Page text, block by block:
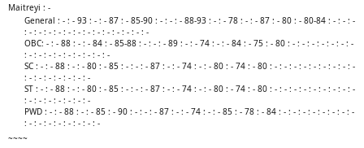
Maitreyi : -
General : - : - 93 : - : - 87 : - 85-90 : - : - : - 88-93 : - : - 78 : - : - 87 : - 80 : - 80-84 : - : - : -
: - : - : - : - : - : - : - : - : - : - : - : - : -
OBC: - : - 88 : - : - 84 : - 85-88 : - : - : - 89 : - : - 74 : - : - 84 : - 75 : - 80 : - : - : - : - : - : - : -
: - : - : - : - : - : - : - : - : -
SC : - : - 88 : - : - 80 : - 85 : - : - : - 87 : - : - 74 : - : - 80 : - 74 : - 80 : - : - : - : - : - : - : - : - : -
: - : - : - : - : - : - : -
ST : - : - 88 : - : - 80 : - 85 : - : - : - 87 : - : - 74 : - : - 80 : - 74 : - 80 : - : - : - : - : - : - : - : - : -
: - : - : - : - : - : - : -
PWD : - : - 88 : - : - 85 : - 90 : - : - : - 87 : - : - 74 : - : - 85 : - 78 : - 84 : - : - : - : - : - : - : - : -
: - : - : - : - : - : - : - : -​
~~~~